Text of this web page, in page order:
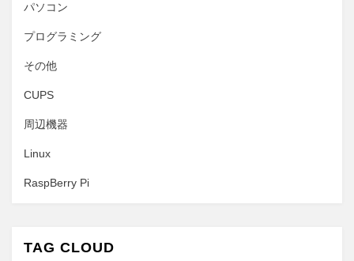
パソコン
プログラミング
その他
CUPS
周辺機器
Linux
RaspBerry Pi
TAG CLOUD